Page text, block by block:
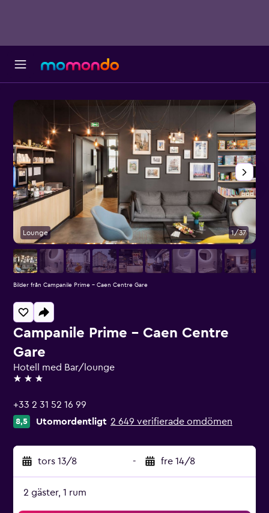
Campanile Prime - Caen Centre
Gare
Hotell med Bar/lounge
3 stjärnor
+33 2 31 52 16 99
8,5 Utomordentligt 2 649 verifierade omdömen
tors 13/8 - fre 14/8
2 gäster, 1 rum
Lounge 1/37
Bilder från Campanile Prime - Caen Centre Gare